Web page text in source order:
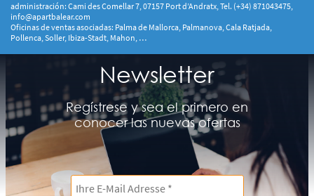
administración: Cami des Comellar 7, 07157 Port d’Andratx, Tel. (+34) 871043475,
info@apartbalear.com
Oficinas de ventas asociadas: Palma de Mallorca, Palmanova, Cala Ratjada,
Pollenca, Soller, Ibiza-Stadt, Mahon, …
Newsletter
Regístrese y sea el primero en
conocer las nuevas ofertas